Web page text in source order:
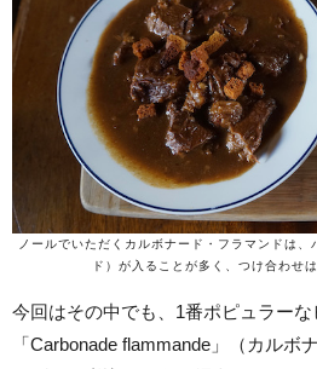
ノールでいただくカルボナード・フラマンドは
ド）が入ることが多く、つけ合わせ
今回はその中でも、1番ポピュラーな
「Carbonade flammande」（カルボ